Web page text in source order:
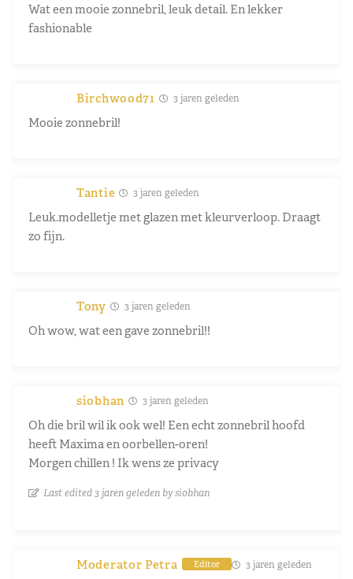
Wat een mooie zonnebril, leuk detail. En lekker
fashionable
Birchwood71 3 jaren geleden
Mooie zonnebril!
Tantie 3 jaren geleden
Leuk.modelletje met glazen met kleurverloop. Draagt
zo fijn.
Tony 3 jaren geleden
Oh wow, wat een gave zonnebril!!
siobhan 3 jaren geleden
Oh die bril wil ik ook wel! Een echt zonnebril hoofd
heeft Maxima en oorbellen-oren!
Morgen chillen ! Ik wens ze privacy
Last edited 3 jaren geleden by siobhan
Moderator Petra Editor 3 jaren geleden